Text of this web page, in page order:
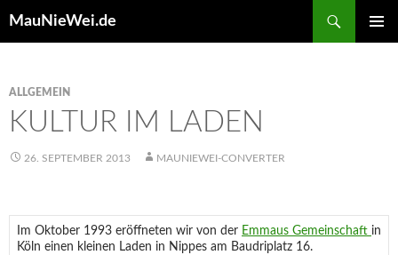
MauNieWei.de
ALLGEMEIN
KULTUR IM LADEN
26. SEPTEMBER 2013 MAUNIEWEI-CONVERTER
Im Oktober 1993 eröffneten wir von der Emmaus Gemeinschaft in
Köln einen kleinen Laden in Nippes am Baudriplatz 16.